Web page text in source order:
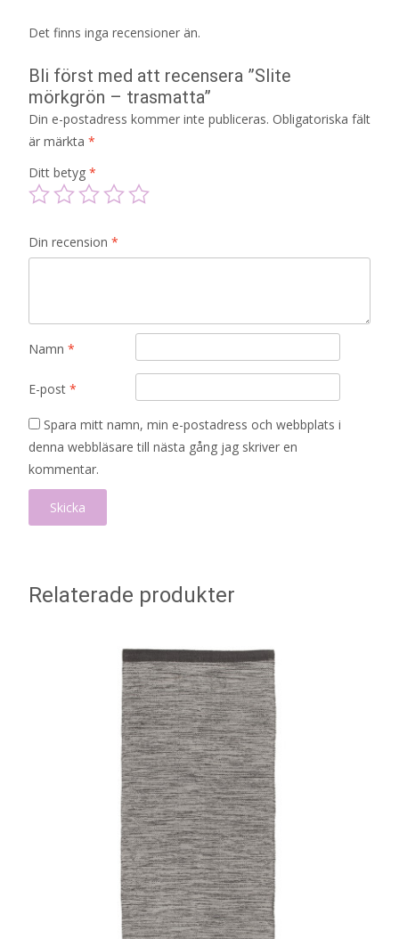
Det finns inga recensioner än.
Bli först med att recensera ”Slite
mörkgrön – trasmatta”
Din e-postadress kommer inte publiceras. Obligatoriska fält
är märkta *
Ditt betyg *
Din recension *
Namn *
E-post *
Spara mitt namn, min e-postadress och webbplats i
denna webbläsare till nästa gång jag skriver en
kommentar.
Relaterade produkter